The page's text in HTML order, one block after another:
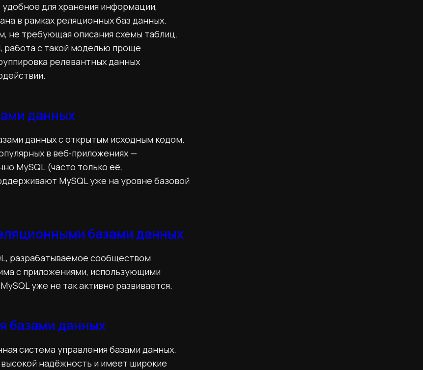
для хранения информации,
в рамках реляционных баз данных.
не требующая описания схемы таблиц.
работа с такой моделью проще
релевантных данных
данных
данных с открытым исходным кодом.
в веб‑приложениях —
MySQL (часто только её,
MySQL уже на уровне базовой
базами данных
разрабатываемое сообществом
с приложениями, использующими
уже не так активно развивается.
базами данных
система управления базами данных.
высокой надёжность и имеет широкие